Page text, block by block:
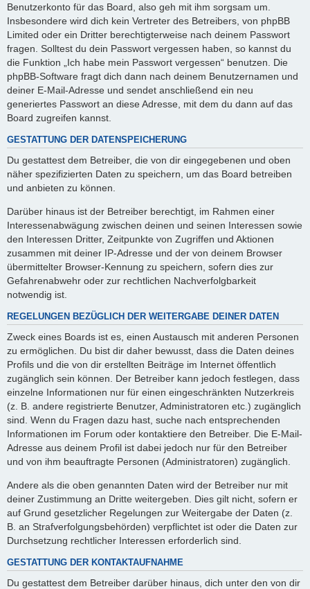
Benutzerkonto für das Board, also geh mit ihm sorgsam um.
Insbesondere wird dich kein Vertreter des Betreibers, von phpBB
Limited oder ein Dritter berechtigterweise nach deinem Passwort
fragen. Solltest du dein Passwort vergessen haben, so kannst du
die Funktion „Ich habe mein Passwort vergessen“ benutzen. Die
phpBB-Software fragt dich dann nach deinem Benutzernamen und
deiner E-Mail-Adresse und sendet anschließend ein neu
generiertes Passwort an diese Adresse, mit dem du dann auf das
Board zugreifen kannst.
GESTATTUNG DER DATENSPEICHERUNG
Du gestattest dem Betreiber, die von dir eingegebenen und oben
näher spezifizierten Daten zu speichern, um das Board betreiben
und anbieten zu können.
Darüber hinaus ist der Betreiber berechtigt, im Rahmen einer
Interessenabwägung zwischen deinen und seinen Interessen sowie
den Interessen Dritter, Zeitpunkte von Zugriffen und Aktionen
zusammen mit deiner IP-Adresse und der von deinem Browser
übermittelter Browser-Kennung zu speichern, sofern dies zur
Gefahrenabwehr oder zur rechtlichen Nachverfolgbarkeit
notwendig ist.
REGELUNGEN BEZÜGLICH DER WEITERGABE DEINER DATEN
Zweck eines Boards ist es, einen Austausch mit anderen Personen
zu ermöglichen. Du bist dir daher bewusst, dass die Daten deines
Profils und die von dir erstellten Beiträge im Internet öffentlich
zugänglich sein können. Der Betreiber kann jedoch festlegen, dass
einzelne Informationen nur für einen eingeschränkten Nutzerkreis
(z. B. andere registrierte Benutzer, Administratoren etc.) zugänglich
sind. Wenn du Fragen dazu hast, suche nach entsprechenden
Informationen im Forum oder kontaktiere den Betreiber. Die E-Mail-
Adresse aus deinem Profil ist dabei jedoch nur für den Betreiber
und von ihm beauftragte Personen (Administratoren) zugänglich.
Andere als die oben genannten Daten wird der Betreiber nur mit
deiner Zustimmung an Dritte weitergeben. Dies gilt nicht, sofern er
auf Grund gesetzlicher Regelungen zur Weitergabe der Daten (z.
B. an Strafverfolgungsbehörden) verpflichtet ist oder die Daten zur
Durchsetzung rechtlicher Interessen erforderlich sind.
GESTATTUNG DER KONTAKTAUFNAHME
Du gestattest dem Betreiber darüber hinaus, dich unter den von dir